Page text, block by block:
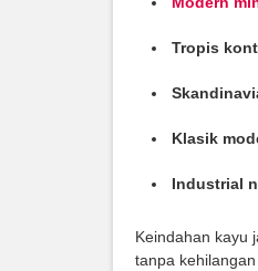
Tropis
Klasik
Industrial
Keindahan kayu
tanpa